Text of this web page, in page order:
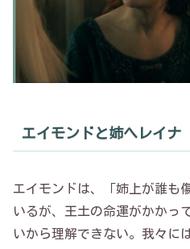
エイモンドと姉ヘレイナ
エイモンドは、「姉上が誰も
いるが、王土の命運がかかっ
いから理解できない。我々に